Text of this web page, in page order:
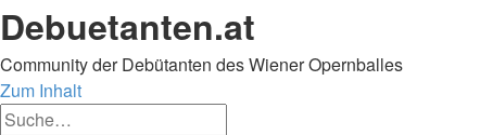
Debuetanten.at
Community der Debütanten des Wiener Opernballes
Zum Inhalt